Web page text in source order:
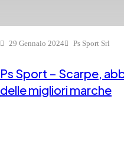
29 Gennaio 2024 Ps Sport Srl
Ps Sport – Scarpe,
delle migliori marche